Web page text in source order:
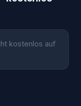
kostenlos auf